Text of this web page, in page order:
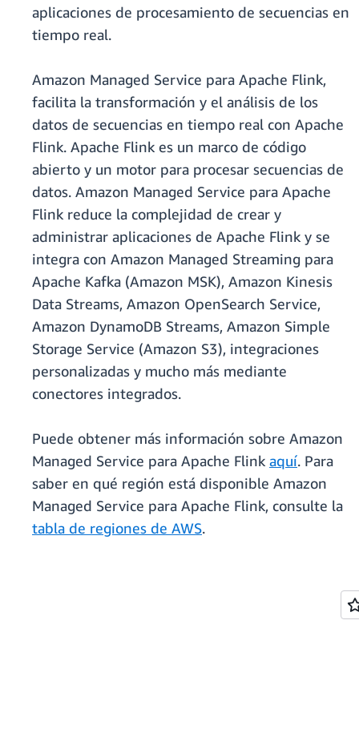
aplicaciones de procesamiento de secuencias en
tiempo real.
Amazon Managed Service para Apache Flink,
facilita la transformación y el análisis de los
datos de secuencias en tiempo real con Apache
Flink. Apache Flink es un marco de código
abierto y un motor para procesar secuencias de
datos. Amazon Managed Service para Apache
Flink reduce la complejidad de crear y
administrar aplicaciones de Apache Flink y se
integra con Amazon Managed Streaming para
Apache Kafka (Amazon MSK), Amazon Kinesis
Data Streams, Amazon OpenSearch Service,
Amazon DynamoDB Streams, Amazon Simple
Storage Service (Amazon S3), integraciones
personalizadas y mucho más mediante
conectores integrados.
Puede obtener más información sobre Amazon
Managed Service para Apache Flink aquí. Para
saber en qué región está disponible Amazon
Managed Service para Apache Flink, consulte la
tabla de regiones de AWS.